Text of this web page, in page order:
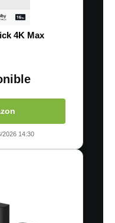
4K Max
2026 14:30